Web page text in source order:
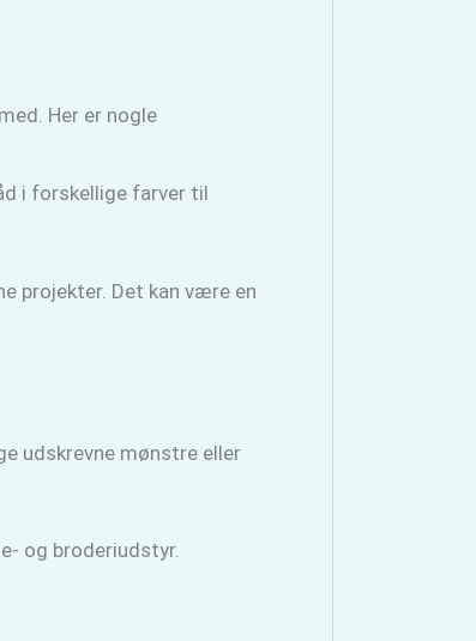
Her er nogle
i forskellige farver til
projekter. Det kan være en
udskrevne mønstre eller
og broderiudstyr.